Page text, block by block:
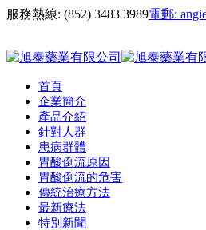
服務熱線: (852) 3483 3989電郵:
首頁
企業簡介
產品介紹
針對人群
患病群體
胃酸倒流原因
胃酸倒流的危害
傳統治療方法
最新療法
特別新聞